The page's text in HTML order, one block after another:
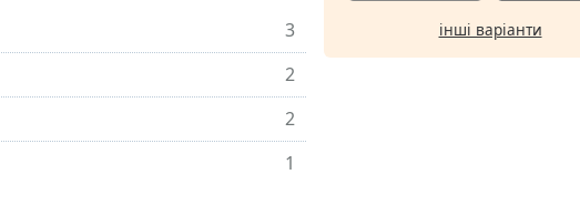
3
2
2
1
інші варіанти